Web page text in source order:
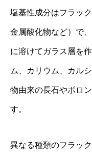
塩基性成分はフラッ
金属酸化物など）で
に溶けてガラス層を
ム、カリウム、カル
物由来の長石やボロ
す。
異なる種類のフラッ